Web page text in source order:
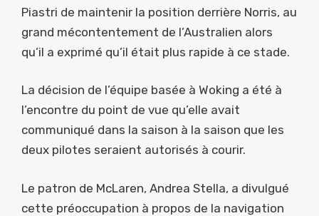
Piastri de maintenir la position derrière Norris, au
grand mécontentement de l’Australien alors
qu’il a exprimé qu’il était plus rapide à ce stade.
La décision de l’équipe basée à Woking a été à
l’encontre du point de vue qu’elle avait
communiqué dans la saison à la saison que les
deux pilotes seraient autorisés à courir.
Le patron de McLaren, Andrea Stella, a divulgué
cette préoccupation à propos de la navigation